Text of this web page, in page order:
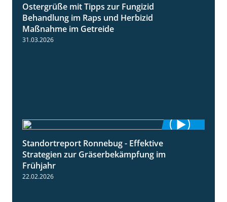
Ostergrüße mit Tipps zur Fungizid
Behandlung im Raps und Herbizid
Maßnahme im Getreide
31.03.2026
Standortreport Ronnebug - Effektive
Strategien zur Gräserbekämpfung im
Frühjahr
22.02.2026